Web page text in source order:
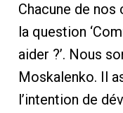
Chacune de
la question
aider ?’. Nous
Moskalenko. Il
l’intention de